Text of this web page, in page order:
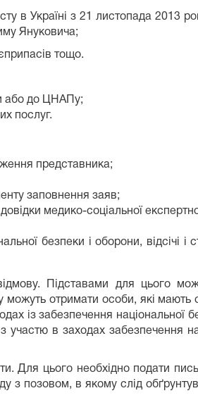
в Україні з 21 листопада 2013
Януковича;
тощо.
або до ЦНАПу;
послуг.
представника;
заповнення заяв;
медико-соціальної експертної
безпеки і оборони, відсічі і
Підставами для цього
можуть отримати особи, які мають
із забезпечення національної
в заходах забезпечення
Для цього необхідно подати
з позовом, в якому слід